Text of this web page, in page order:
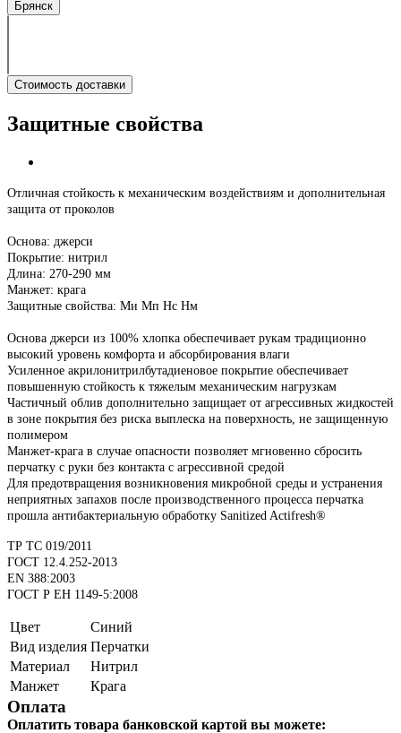
Брянск
Стоимость доставки
Защитные свойства
Отличная стойкость к механическим воздействиям и дополнительная
защита от проколов
Основа: джерси
Покрытие: нитрил
Длина: 270-290 мм
Манжет: крага
Защитные свойства: Ми Мп Нс Нм
Основа джерси из 100% хлопка обеспечивает рукам традиционно
высокий уровень комфорта и абсорбирования влаги
Усиленное акрилонитрилбутадиеновое покрытие обеспечивает
повышенную стойкость к тяжелым механическим нагрузкам
Частичный облив дополнительно защищает от агрессивных жидкостей
в зоне покрытия без риска выплеска на поверхность, не защищенную
полимером
Манжет-крага в случае опасности позволяет мгновенно сбросить
перчатку с руки без контакта с агрессивной средой
Для предотвращения возникновения микробной среды и устранения
неприятных запахов после производственного процесса перчатка
прошла антибактериальную обработку Sanitized Actifresh®
ТР ТС 019/2011
ГОСТ 12.4.252-2013
EN 388:2003
ГОСТ Р ЕН 1149-5:2008
Цвет
Синий
Вид изделия Перчатки
Материал
Нитрил
Манжет
Крага
Оплата
Оплатить товара банковской картой вы можете: